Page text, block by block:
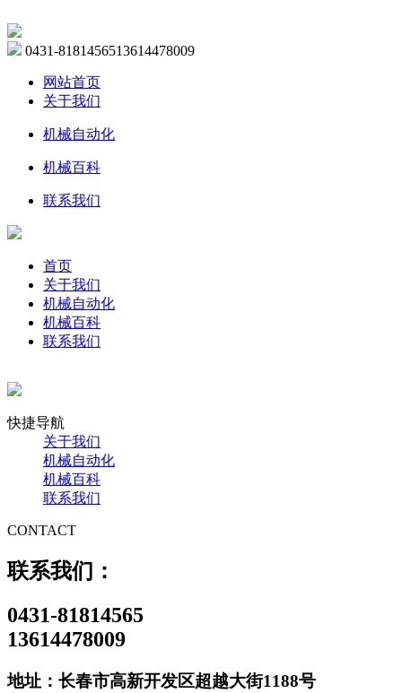
0431-8181456513614478009
网站首页
关于我们
机械自动化
机械百科
联系我们
首页
关于我们
机械自动化
机械百科
联系我们
快捷导航
关于我们
机械自动化
机械百科
联系我们
CONTACT
联系我们：
0431-81814565
13614478009
地址：长春市高新开发区超越大街1188号